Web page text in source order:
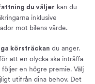
du väljer kan du
inklusive
mot bilens värde.
körsträckan du anger.
att en olycka ska inträffa
en högre premie. Välj
utifrån dina behov. Det